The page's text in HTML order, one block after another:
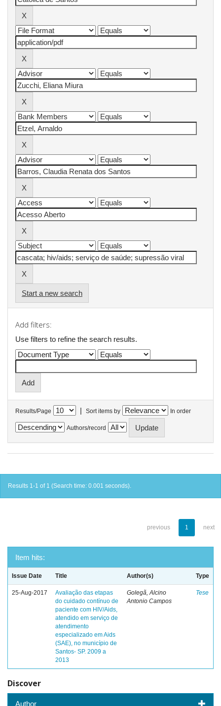
Start a new search
Add filters:
Use filters to refine the search results.
Results/Page | Sort items by In order
Authors/record
Results 1-1 of 1 (Search time: 0.001 seconds).
previous 1 next
Item hits:
Issue Date Title Author(s) Type
25-Aug-2017
Avaliação das etapas
do cuidado contínuo de
paciente com HIV/Aids,
atendido em serviço de
atendimento
especializado em Aids
(SAE), no município de
Santos- SP. 2009 a
2013
Golegã, Alcino
Antonio Campos
Tese
Discover
Author